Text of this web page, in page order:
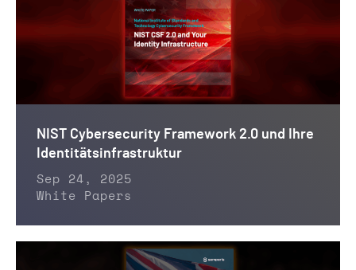
NIST Cybersecurity Framework 2.0 und Ihre
Identitätsinfrastruktur
Sep 24, 2025
White Papers